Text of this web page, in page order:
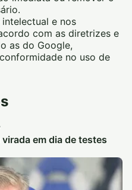
e nos
com as diretrizes e
as do Google,
no uso de
em dia de testes